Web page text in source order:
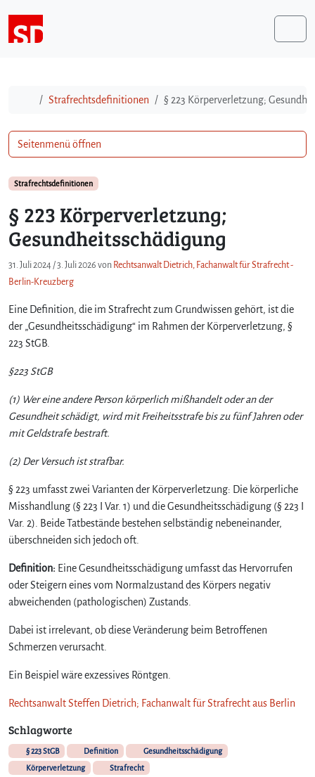
StartStrafrechtsdefinitionen § 223 Körperverletzung;
Strafrechtsdefinitionen
§ 223 Körperverletzung;
Gesundheitsschädigung
31. Juli 2024 /3. Juli 2026 von Rechtsanwalt Dietrich, Fachanwalt für Strafrecht -
Berlin-Kreuzberg
Eine Definition, die im Strafrecht zum Grundwissen gehört, ist die
der „Gesundheitsschädigung“ im Rahmen der Körperverletzung, §
223 StGB.
§223 StGB
(1) Wer eine andere Person körperlich mißhandelt oder an der
Gesundheit schädigt, wird mit Freiheitsstrafe bis zu fünf Jahren oder
mit Geldstrafe bestraft.
(2) Der Versuch ist strafbar.
§ 223 umfasst zwei Varianten der Körperverletzung: Die körperliche
Misshandlung (§ 223 I Var. 1) und die Gesundheitsschädigung (§ 223 I
Var. 2). Beide Tatbestände bestehen selbständig nebeneinander,
überschneiden sich jedoch oft.
Definition: Eine Gesundheitsschädigung umfasst das Hervorrufen
oder Steigern eines vom Normalzustand des Körpers negativ
abweichenden (pathologischen) Zustands.
Dabei ist irrelevant, ob diese Veränderung beim Betroffenen
Schmerzen verursacht.
Ein Beispiel wäre exzessives Röntgen.
Rechtsanwalt Steffen Dietrich; Fachanwalt für Strafrecht aus Berlin
Schlagworte
§ 223 StGB Definition
Gesundheitsschädigung
Körperverletzung
Strafrecht
Seitenmenü öffnen